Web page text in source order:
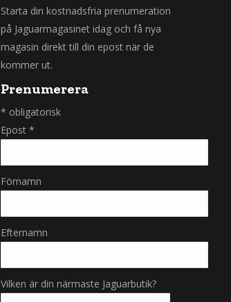
Starta din kostnadsfria prenumeration
på Jaguarmagasinet idag och få nya
magasin direkt till din epost när de
kommer ut.
Prenumerera
* obligatorisk
Epost *
Förnamn
Efternamn
Vilken är din närmaste Jaguarbutik?